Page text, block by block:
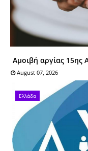
Αμοιβή αργίας 15ης
August 07, 2026
Ελλάδα